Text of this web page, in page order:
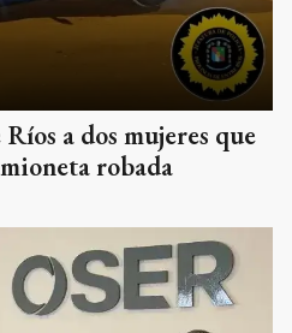
a dos mujeres que
robada